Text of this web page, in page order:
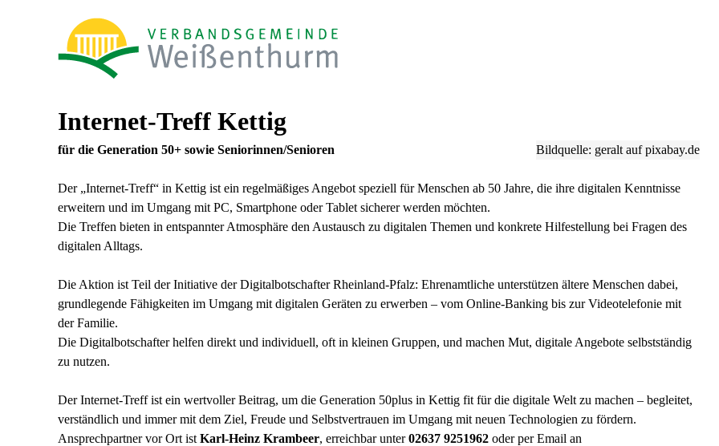
Internet-Treff Kettig
Bildquelle: geralt auf pixabay.de
für die Generation 50+ sowie Seniorinnen/Senioren
Der „Internet-Treff“ in Kettig ist ein regelmäßiges Angebot speziell für Menschen ab 50 Jahre, die ihre digitalen Kenntnisse
erweitern und im Umgang mit PC, Smartphone oder Tablet sicherer werden möchten.
Die Treffen bieten in entspannter Atmosphäre den Austausch zu digitalen Themen und konkrete Hilfestellung bei Fragen des
digitalen Alltags.
Die Aktion ist Teil der Initiative der Digitalbotschafter Rheinland-Pfalz: Ehrenamtliche unterstützen ältere Menschen dabei,
grundlegende Fähigkeiten im Umgang mit digitalen Geräten zu erwerben – vom Online-Banking bis zur Videotelefonie mit
der Familie.
Die Digitalbotschafter helfen direkt und individuell, oft in kleinen Gruppen, und machen Mut, digitale Angebote selbstständig
zu nutzen.
Der Internet-Treff ist ein wertvoller Beitrag, um die Generation 50plus in Kettig fit für die digitale Welt zu machen – begleitet,
verständlich und immer mit dem Ziel, Freude und Selbstvertrauen im Umgang mit neuen Technologien zu fördern.
Ansprechpartner vor Ort ist Karl-Heinz Krambeer, erreichbar unter02637 9251962 oder per Email an